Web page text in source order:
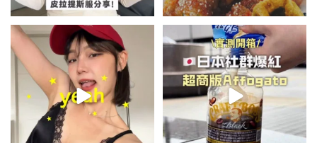
summer outfit⋆.˚✮🎧✮˚.⋆
夏日穿搭最需要單品！...
755 43
\🇯🇵日本爆紅!超商版Affogato
🍨☕️/
🏷️#吉推日本🇯🇵...
118 26